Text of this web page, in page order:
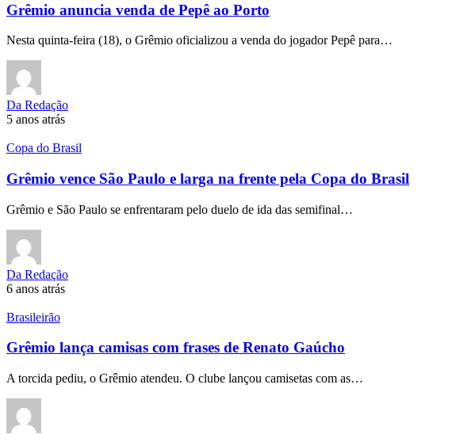
Grêmio anuncia venda de Pepê ao Porto
Nesta quinta-feira (18), o Grêmio oficializou a venda do jogador Pepê para…
Da Redação
5 anos atrás
Copa do Brasil
Grêmio vence São Paulo e larga na frente pela Copa do Brasil
Grêmio e São Paulo se enfrentaram pelo duelo de ida das semifinal…
Da Redação
6 anos atrás
Brasileirão
Grêmio lança camisas com frases de Renato Gaúcho
A torcida pediu, o Grêmio atendeu. O clube lançou camisetas com as…